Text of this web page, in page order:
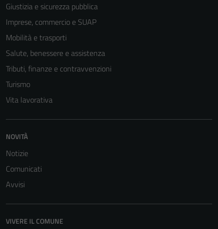
Giustizia e sicurezza pubblica
Imprese, commercio e SUAP
Mobilità e trasporti
Salute, benessere e assistenza
Tributi, finanze e contravvenzioni
Turismo
Vita lavorativa
NOVITÀ
Notizie
Comunicati
Avvisi
VIVERE IL COMUNE
Questi cookie